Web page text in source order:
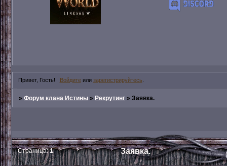
Привет, Гость! Войдитеили зарегистрируйтесь
»Форум клана Истины »Рекрутинг »Заявка.
Заявка.
Страница:1